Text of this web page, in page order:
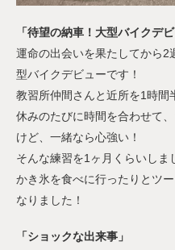
「待望の納車！大型バイクデ
運命の出会いを果たしてから2
型バイクデビューです！
教習所仲間さんと近所を1時間
休みのたびに時間を合わせて
けど、一緒なら心強い！
そんな練習を1ヶ月くらいしま
かき氷を食べに行ったりとツ
なりました！
「ショックな出来事」